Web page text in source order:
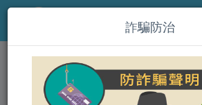
(th)台東馬約
詐騙防治